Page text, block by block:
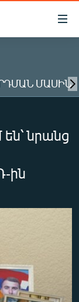
ՄԱՍԻՆ
նրանց
ին